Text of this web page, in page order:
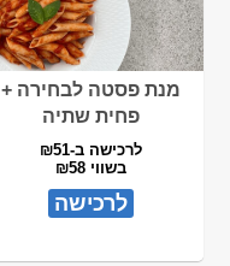
מנת פסטה לבחירה +
פחית שתיה
לרכישה ב-₪51
בשווי ₪58
לרכישה